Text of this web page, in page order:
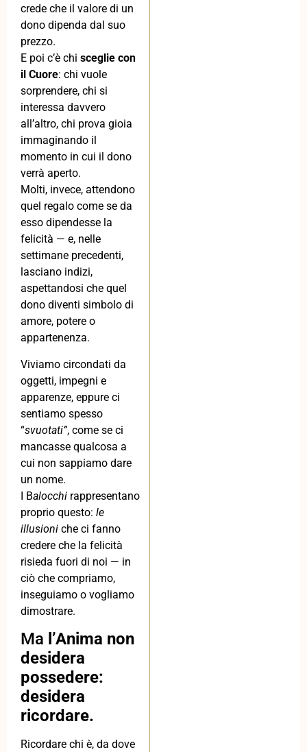
crede che il valore di un
dono dipenda dal suo
prezzo.
E poi c’è chi sceglie con
il Cuore: chi vuole
sorprendere, chi si
interessa davvero
all’altro, chi prova gioia
immaginando il
momento in cui il dono
verrà aperto.
Molti, invece, attendono
quel regalo come se da
esso dipendesse la
felicità — e, nelle
settimane precedenti,
lasciano indizi,
aspettandosi che quel
dono diventi simbolo di
amore, potere o
appartenenza.
Viviamo circondati da
oggetti, impegni e
apparenze, eppure ci
sentiamo spesso
“svuotati”, come se ci
mancasse qualcosa a
cui non sappiamo dare
un nome.
I Balocchi rappresentano
proprio questo: le
illusioni che ci fanno
credere che la felicità
risieda fuori di noi — in
ciò che compriamo,
inseguiamo o vogliamo
dimostrare.
Ma l’Anima non
desidera
possedere:
desidera
ricordare.
Ricordare chi è, da dove